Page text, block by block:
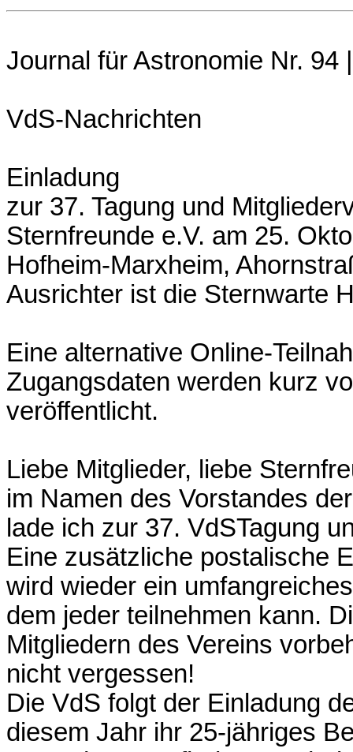
Journal für Astronomie Nr. 94
VdS-Nachrichten
Einladung
zur 37. Tagung und
Sternfreunde e.V. am 25.
Hofheim-Marxheim,
Ausrichter ist die Sternwarte
Eine alternative Online-
Zugangsdaten werden kurz
veröffentlicht.
Liebe Mitglieder, liebe
im Namen des Vorstandes
lade ich zur 37. VdSTagung
Eine zusätzliche postalische
wird wieder ein
dem jeder teilnehmen kann.
Mitgliedern des Vereins
nicht vergessen!
Die VdS folgt der Einladung
diesem Jahr ihr 25-jähriges